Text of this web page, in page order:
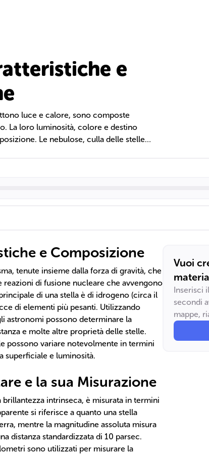
e
luce e calore, sono composte
La loro luminosità, colore e destino
Le nebulose, culla delle stelle,
un ruolo cruciale nell'evoluzione
e Composizione
tenute insieme dalla forza di gravità, che
di fusione nucleare che avvengono
di una stella è di idrogeno (circa il
di elementi più pesanti. Utilizzando
astronomi possono determinare la
e molte altre proprietà delle stelle.
possono variare notevolmente in termini
superficiale e luminosità.
e la sua Misurazione
brillantezza intrinseca, è misurata in termini
si riferisce a quanto una stella
mentre la magnitudine assoluta misura
distanza standardizzata di 10 parsec.
sono utilizzati per misurare la
Vuoi
Inserisci
secondi
mappe,